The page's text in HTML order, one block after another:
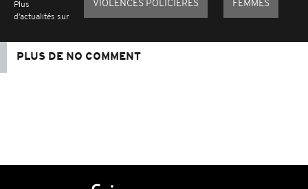
Plus
d'actualités sur
VIOLENCES POLICIÈRES FEMMES
PLUS DE NO COMMENT